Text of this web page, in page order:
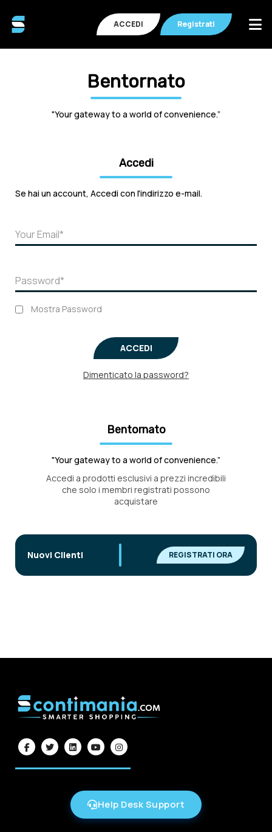
ACCEDI Registrati
Bentornato
"Your gateway to a world of convenience.”
Accedi
Se hai un account, Accedi con l'indirizzo e-mail.
Mostra Password
ACCEDI
Dimenticato la password?
Bentornato
"Your gateway to a world of convenience.”
Accedi a prodotti esclusivi a prezzi incredibili
che solo i membri registrati possono
acquistare
Nuovi Clienti REGISTRATI ORA
Help Desk Support